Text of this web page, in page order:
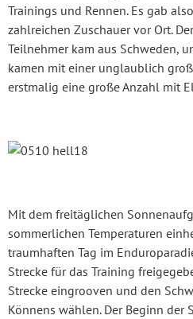
Trainings und Rennen. Es gab
zahlreichen Zuschauer vor Ort.
Teilnehmer kam aus Schweden,
kamen mit einer unglaublich
erstmalig eine große Anzahl mit
Mit dem freitäglichen
sommerlichen Temperaturen
traumhaften Tag im
Strecke für das Training
Strecke eingrooven und den
Könnens wählen. Der Beginn der